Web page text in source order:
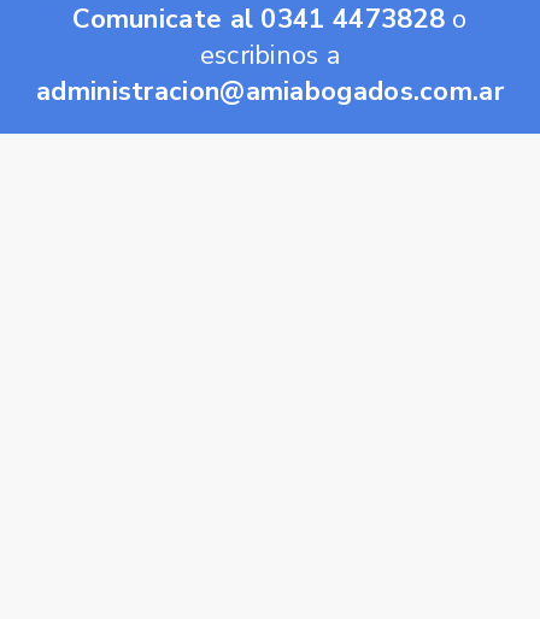
Comunicate al 0341 4473828 o
escribinos a
administracion@amiabogados.com.ar